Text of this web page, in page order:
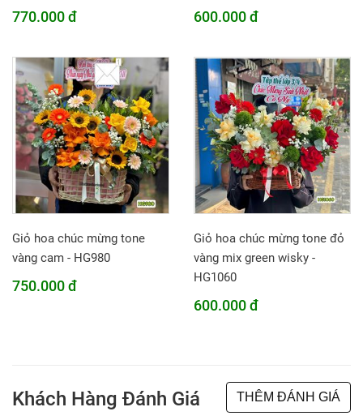
770.000 đ 600.000 đ
Giỏ hoa chúc mừng tone
vàng cam - HG980
750.000 đ
Giỏ hoa chúc mừng tone đỏ
vàng mix green wisky -
HG1060
600.000 đ
Khách Hàng Đánh Giá THÊM ĐÁNH GIÁ